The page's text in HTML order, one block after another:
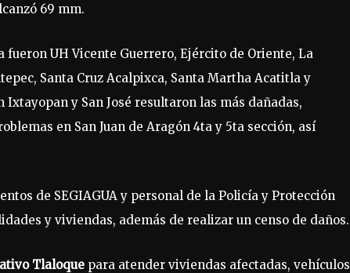
69 mm.
UH Vicente Guerrero, Ejército de Oriente, La
Santa Cruz Acalpixca, Santa Martha Acatitla y
Ixtayopan y San José resultaron las más dañadas,
en San Juan de Aragón 4ta y 5ta sección, así
de SEGIAGUA y personal de la Policía y Protección
y viviendas, además de realizar un censo de daños.
Tlaloque para atender viviendas afectadas, vehículos